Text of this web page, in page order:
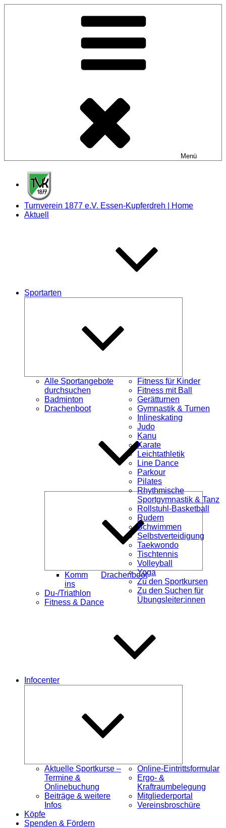
Menü
Turnverein 1877 e.V. Essen-Kupferdreh | Home
Aktuell
Sportarten
Alle Sportangebote
durchsuchen
Badminton
Drachenboot
öffnen
Komm
ins
Drachenboot
Du-/Triathlon
Fitness & Dance
Fitness für Kinder
Fitness mit Ball
Gerätturnen
Gymnastik & Turnen
Inlineskating
Judo
Kanu
Karate
Leichtathletik
Line Dance
Parkour
Pilates
Rhythmische
Sportgymnastik & Tanz
Rollstuhl-Basketball
Rudern
Schwimmen
Selbstverteidigung
Taekwondo
Tischtennis
Volleyball
Yoga
Zu den Sportkursen
Zu den Suchen für
Übungsleiter:innen
Infocenter
Aktuelle Sportkurse –
Termine &
Onlinebuchung
Beiträge & weitere
Infos
Online-Eintrittsformular
Ergo- &
Kraftraumbelegung
Mitgliederportal
Vereinsbroschüre
Köpfe
Spenden & Fördern